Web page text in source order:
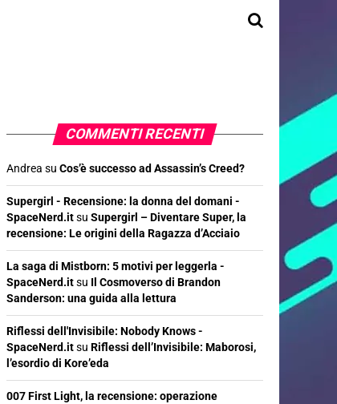
COMMENTI RECENTI
Andrea su Cos’è successo ad Assassin’s Creed?
Supergirl - Recensione: la donna del domani -
SpaceNerd.itsu Supergirl – Diventare Super, la
recensione: Le origini della Ragazza d’Acciaio
La saga di Mistborn: 5 motivi per leggerla -
SpaceNerd.itsu Il Cosmoverso di Brandon
Sanderson: una guida alla lettura
Riflessi dell'Invisibile: Nobody Knows -
SpaceNerd.itsu Riflessi dell’Invisibile: Maborosi,
l’esordio di Kore’eda
007 First Light, la recensione: operazione